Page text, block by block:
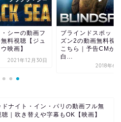
シーの動画フ
料視聴【ジュ
映画】
2021年12月30日
ブラインドスポット
ズン2の動画無料視
こちら｜予告CMが
白...
2018年6
ドナイト・イン・パリの動画フル無
聴｜吹き替えや字幕もOK【映画】